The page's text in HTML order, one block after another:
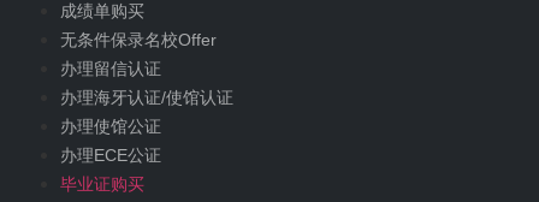
成绩单购买
无条件保录名校Offer
办理留信认证
办理海牙认证/使馆认证
办理使馆公证
办理ECE公证
毕业证购买